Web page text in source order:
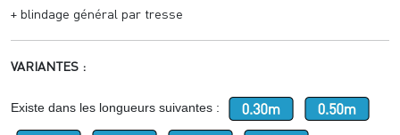
+ blindage général par tresse
VARIANTES :
Existe dans les longueurs suivantes :